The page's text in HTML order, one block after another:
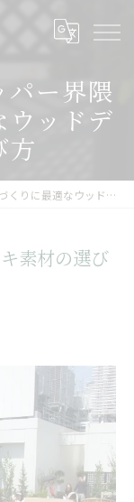
パー界隈
ウッドデ
方
に最適なウッドデッキ素材の選び方
素材の選び